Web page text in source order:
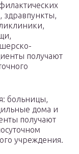
здравпункты,
получают
больницы,
дома и
получают
учреждения.